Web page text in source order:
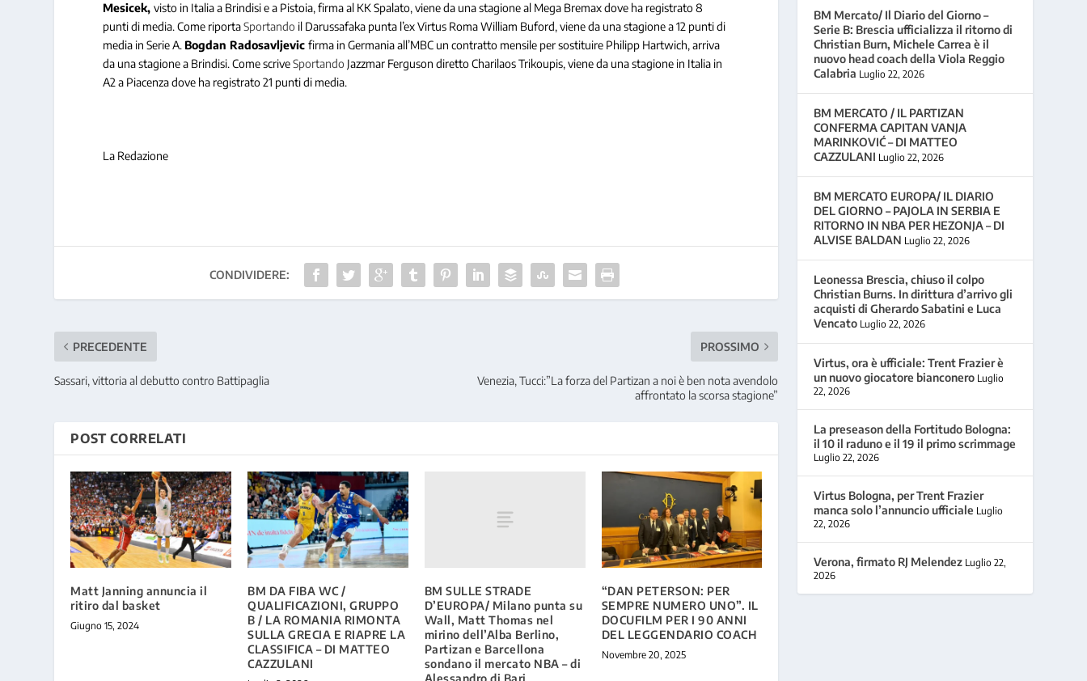
Mesicek,visto in Italia a Brindisi e a Pistoia, firma al KK Spalato, viene da una stagione al Mega Bremax dove ha registrato 8
punti di media. Come riportaSportando il Darussafaka punta l’ex Virtus Roma William Buford, viene da una stagione a 12 punti di
media in Serie A. Bogdan Radosavljevicfirma in Germania all’MBC un contratto mensile per sostituire Philipp Hartwich, arriva
da una stagione a Brindisi. Come scriveSportando Jazzmar Ferguson diretto Charilaos Trikoupis, viene da una stagione in Italia in
A2 a Piacenza dove ha registrato 21 punti di media.
La Redazione
CONDIVIDERE:
PRECEDENTE
Sassari, vittoria al debutto contro Battipaglia
PROSSIMO
Venezia, Tucci:”La forza del Partizan a noi è ben nota avendolo
affrontato la scorsa stagione”
POST CORRELATI
Matt Janning annuncia il
ritiro dal basket
Giugno 15, 2024
BM DA FIBA WC /
QUALIFICAZIONI, GRUPPO
B / LA ROMANIA RIMONTA
SULLA GRECIA E RIAPRE LA
CLASSIFICA – DI MATTEO
CAZZULANI
BM SULLE STRADE
D’EUROPA/ Milano punta su
Wall, Matt Thomas nel
mirino dell’Alba Berlino,
Partizan e Barcellona
sondano il mercato NBA – di
Alessandro di Bari
“DAN PETERSON: PER
SEMPRE NUMERO UNO”. IL
DOCUFILM PER I 90 ANNI
DEL LEGGENDARIO COACH
Novembre 20, 2025
BM Mercato/ Il Diario del Giorno –
Serie B: Brescia ufficializza il ritorno di
Christian Burn, Michele Carrea è il
nuovo head coach della Viola Reggio
Calabria Luglio 22, 2026
BM MERCATO / IL PARTIZAN
CONFERMA CAPITAN VANJA
MARINKOVIĆ – DI MATTEO
CAZZULANI Luglio 22, 2026
BM MERCATO EUROPA/ IL DIARIO
DEL GIORNO – PAJOLA IN SERBIA E
RITORNO IN NBA PER HEZONJA – DI
ALVISE BALDAN Luglio 22, 2026
Leonessa Brescia, chiuso il colpo
Christian Burns. In dirittura d’arrivo gli
acquisti di Gherardo Sabatini e Luca
Vencato Luglio 22, 2026
Virtus, ora è ufficiale: Trent Frazier è
un nuovo giocatore bianconero Luglio
22, 2026
La preseason della Fortitudo Bologna:
il 10 il raduno e il 19 il primo scrimmage
Luglio 22, 2026
Virtus Bologna, per Trent Frazier
manca solo l’annuncio ufficiale Luglio
22, 2026
Verona, firmato RJ Melendez Luglio 22,
2026